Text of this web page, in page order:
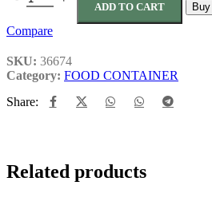
ADD TO CART
Compare
SKU: 36674
Category: FOOD CONTAINER
Share:
Related products